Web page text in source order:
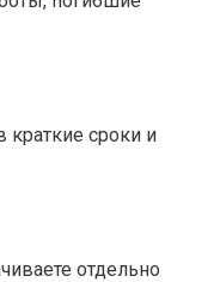
сроки и
отдельно